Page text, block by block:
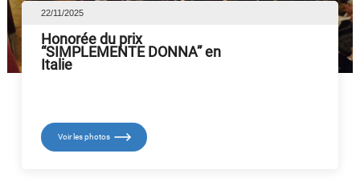
22/11/2025
Honorée du prix
“SIMPLEMENTE DONNA” en
Italie
Voir les photos